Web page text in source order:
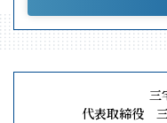
三
代表取締役